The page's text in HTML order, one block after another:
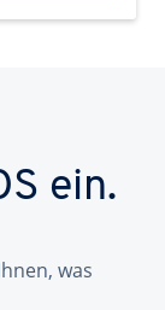
ein.
was